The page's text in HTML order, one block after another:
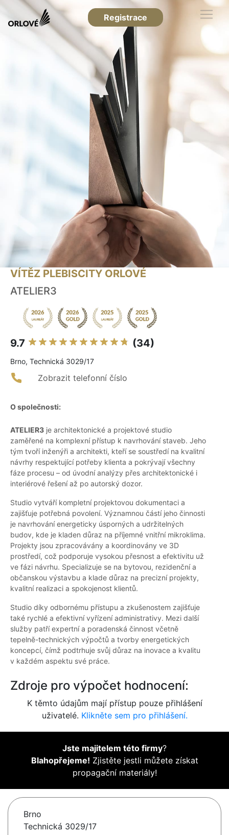
Registrace
VÍTĚZ PLEBISCITY ORLOVÉ
ATELIER3
9.7 (34)
Brno, Technická 3029/17
Zobrazit telefonní číslo
O společnosti:
ATELIER3 je architektonické a projektové studio
zaměřené na komplexní přístup k navrhování staveb. Jeho
tým tvoří inženýři a architekti, kteří se soustředí na kvalitní
návrhy respektující potřeby klienta a pokrývají všechny
fáze procesu – od úvodní analýzy přes architektonické i
interiérové řešení až po autorský dozor.
Studio vytváří kompletní projektovou dokumentaci a
zajišťuje potřebná povolení. Významnou částí jeho činnosti
je navrhování energeticky úsporných a udržitelných
budov, kde je kladen důraz na příjemné vnitřní mikroklima.
Projekty jsou zpracovávány a koordinovány ve 3D
prostředí, což podporuje vysokou přesnost a efektivitu už
ve fázi návrhu. Specializuje se na bytovou, rezidenční a
občanskou výstavbu a klade důraz na precizní projekty,
kvalitní realizaci a spokojenost klientů.
Studio díky odbornému přístupu a zkušenostem zajišťuje
také rychlé a efektivní vyřízení administrativy. Mezi další
služby patří expertní a poradenská činnost včetně
tepelně-technických výpočtů a tvorby energetických
koncepcí, čímž podtrhuje svůj důraz na inovace a kvalitu
v každém aspektu své práce.
Zdroje pro výpočet hodnocení:
K těmto údajům mají přístup pouze přihlášení
uživatelé. Klikněte sem pro přihlášení.
Jste majitelem této firmy?
Blahopřejeme! Zjistěte jestli můžete získat
propagační materiály!
Brno
Technická 3029/17